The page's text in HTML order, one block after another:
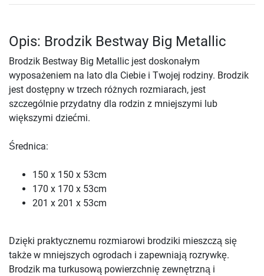
Opis: Brodzik Bestway Big Metallic
Brodzik Bestway Big Metallic jest doskonałym
wyposażeniem na lato dla Ciebie i Twojej rodziny. Brodzik
jest dostępny w trzech różnych rozmiarach, jest
szczególnie przydatny dla rodzin z mniejszymi lub
większymi dziećmi.
Średnica:
150 x 150 x 53cm
170 x 170 x 53cm
201 x 201 x 53cm
Dzięki praktycznemu rozmiarowi brodziki mieszczą się
także w mniejszych ogrodach i zapewniają rozrywkę.
Brodzik ma turkusową powierzchnię zewnętrzną i